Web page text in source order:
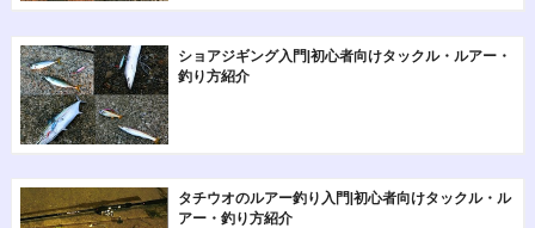
ショアジギング入門|初心者向けタックル・ルアー・
釣り方紹介
タチウオのルアー釣り入門|初心者向けタックル・ル
アー・釣り方紹介